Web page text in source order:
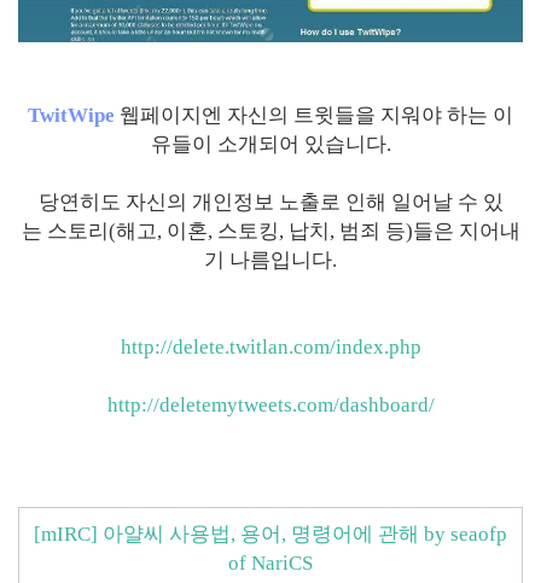
TwitWipe 웹페이지엔 자신의 트윗들을 지워야 하는 이
유들이 소개되어 있습니다.
당연히도 자신의 개인정보 노출로 인해 일어날 수 있
는 스토리(해고, 이혼, 스토킹, 납치, 범죄 등)들은 지어내
기 나름입니다.
http://delete.twitlan.com/index.php
http://deletemytweets.com/dashboard/
[mIRC] 아얄씨 사용법, 용어, 명령어에 관해 by seaofp
of NariCS